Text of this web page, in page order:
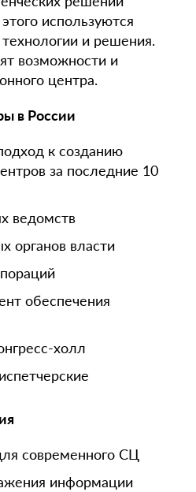
используются
и решения.
возможности и
центра.
в России
к созданию
за последние 10
ведомств
органов власти
обеспечения
холл
современного СЦ
информации